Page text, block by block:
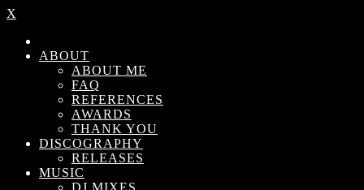
X
ABOUT
ABOUT ME
FAQ
REFERENCES
AWARDS
THANK YOU
DISCOGRAPHY
RELEASES
MUSIC
DJ MIXES